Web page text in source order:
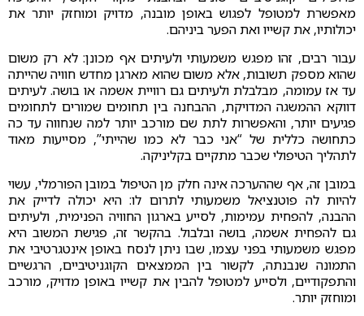
מאפשרת למטופל לפגוש באופן מובנה, מדויק ומוחזק יותר את
יכולותיו, את קשייו ואת הפער ביניהם.
עבור רבים, זהו מפגש משמעותי ולעיתים אף מכונן: לא רק משום
שהוא מספק תשובות, אלא משום שהוא מארגן מחדש חוויה שהייתה
עד אז עמומה, מבלבלת ולעיתים גם רוויית אשמה או בושה. לעיתים
דווקא ההמשגה המדויקת, ההבחנה בין תחומים שמורים לתחומים
פגיעים יותר, והאפשרות לתת שם מורכב יותר למה שנחווה עד כה
כתחושה כללית של “אני כבר לא כמו שהייתי”, מסייעות מאוד
לתהליך הטיפולי שכבר מתקיים בקליניקה.
במובן זה, אף שההערכה אינה חלק מן הטיפול במובן הפורמלי, עשוי
להיות לה פוטנציאל משמעותי לתרום לו: היא יכולה לדייק את
ההבנה, להפחית עמימות, לסייע בארגון החוויה הפנימית, ולעיתים
גם להפחית אשמה, בושה ובלבול. בהקשר זה, פגישת המשוב היא
מפגש משמעותי בפני עצמו, שבו ניתן לנסח באופן אינטגרטיבי את
התמונה שנבנתה, לקשור בין הממצאים הקוגניטיביים, הרגשיים
והתפקודיים, ולסייע למטופל להבין את קשייו באופן מדויק, מורכב
ומוחזק יותר.